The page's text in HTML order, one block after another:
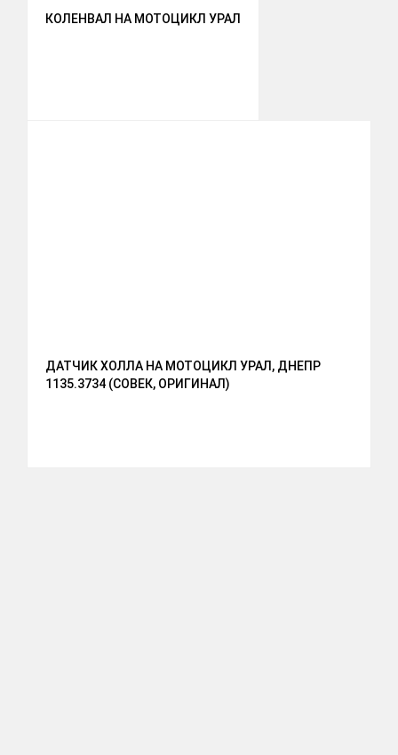
КОЛЕНВАЛ НА МОТОЦИКЛ УРАЛ
ДАТЧИК ХОЛЛА НА МОТОЦИКЛ УРАЛ, ДНЕПР
1135.3734 (СОВЕК, ОРИГИНАЛ)